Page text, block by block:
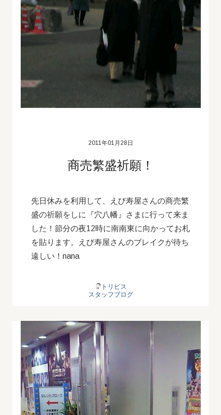
2011年01月28日
商売繁盛祈願！
先日休みを利用して、えび寿屋さんの商売繁
盛の祈願をしに『穴八幡』さまに行って来ま
した！節分の夜12時に南南東に向かってお札
を貼ります。えび寿屋さんのブレイクが待ち
遠しい！nana
トリビス
スタッフブログ